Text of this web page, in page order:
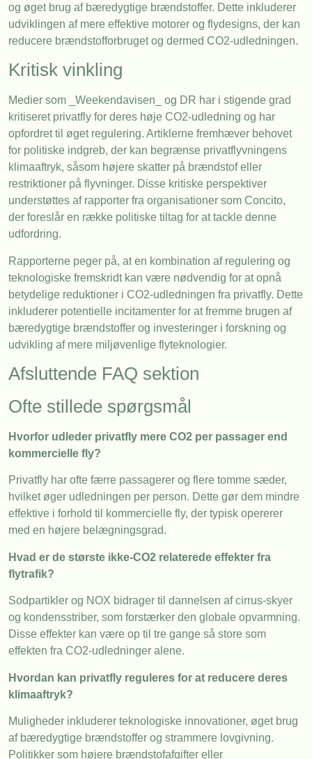
og øget brug af bæredygtige brændstoffer. Dette inkluderer
udviklingen af mere effektive motorer og flydesigns, der kan
reducere brændstofforbruget og dermed CO2-udledningen.
Kritisk vinkling
Medier som _Weekendavisen_ og DR har i stigende grad
kritiseret privatfly for deres høje CO2-udledning og har
opfordret til øget regulering. Artiklerne fremhæver behovet
for politiske indgreb, der kan begrænse privatflyvningens
klimaaftryk, såsom højere skatter på brændstof eller
restriktioner på flyvninger. Disse kritiske perspektiver
understøttes af rapporter fra organisationer som Concito,
der foreslår en række politiske tiltag for at tackle denne
udfordring.
Rapporterne peger på, at en kombination af regulering og
teknologiske fremskridt kan være nødvendig for at opnå
betydelige reduktioner i CO2-udledningen fra privatfly. Dette
inkluderer potentielle incitamenter for at fremme brugen af
bæredygtige brændstoffer og investeringer i forskning og
udvikling af mere miljøvenlige flyteknologier.
Afsluttende FAQ sektion
Ofte stillede spørgsmål
Hvorfor udleder privatfly mere CO2 per passager end
kommercielle fly?
Privatfly har ofte færre passagerer og flere tomme sæder,
hvilket øger udledningen per person. Dette gør dem mindre
effektive i forhold til kommercielle fly, der typisk opererer
med en højere belægningsgrad.
Hvad er de største ikke-CO2 relaterede effekter fra
flytrafik?
Sodpartikler og NOX bidrager til dannelsen af cirrus-skyer
og kondensstriber, som forstærker den globale opvarmning.
Disse effekter kan være op til tre gange så store som
effekten fra CO2-udledninger alene.
Hvordan kan privatfly reguleres for at reducere deres
klimaaftryk?
Muligheder inkluderer teknologiske innovationer, øget brug
af bæredygtige brændstoffer og strammere lovgivning.
Politikker som højere brændstofafgifter eller